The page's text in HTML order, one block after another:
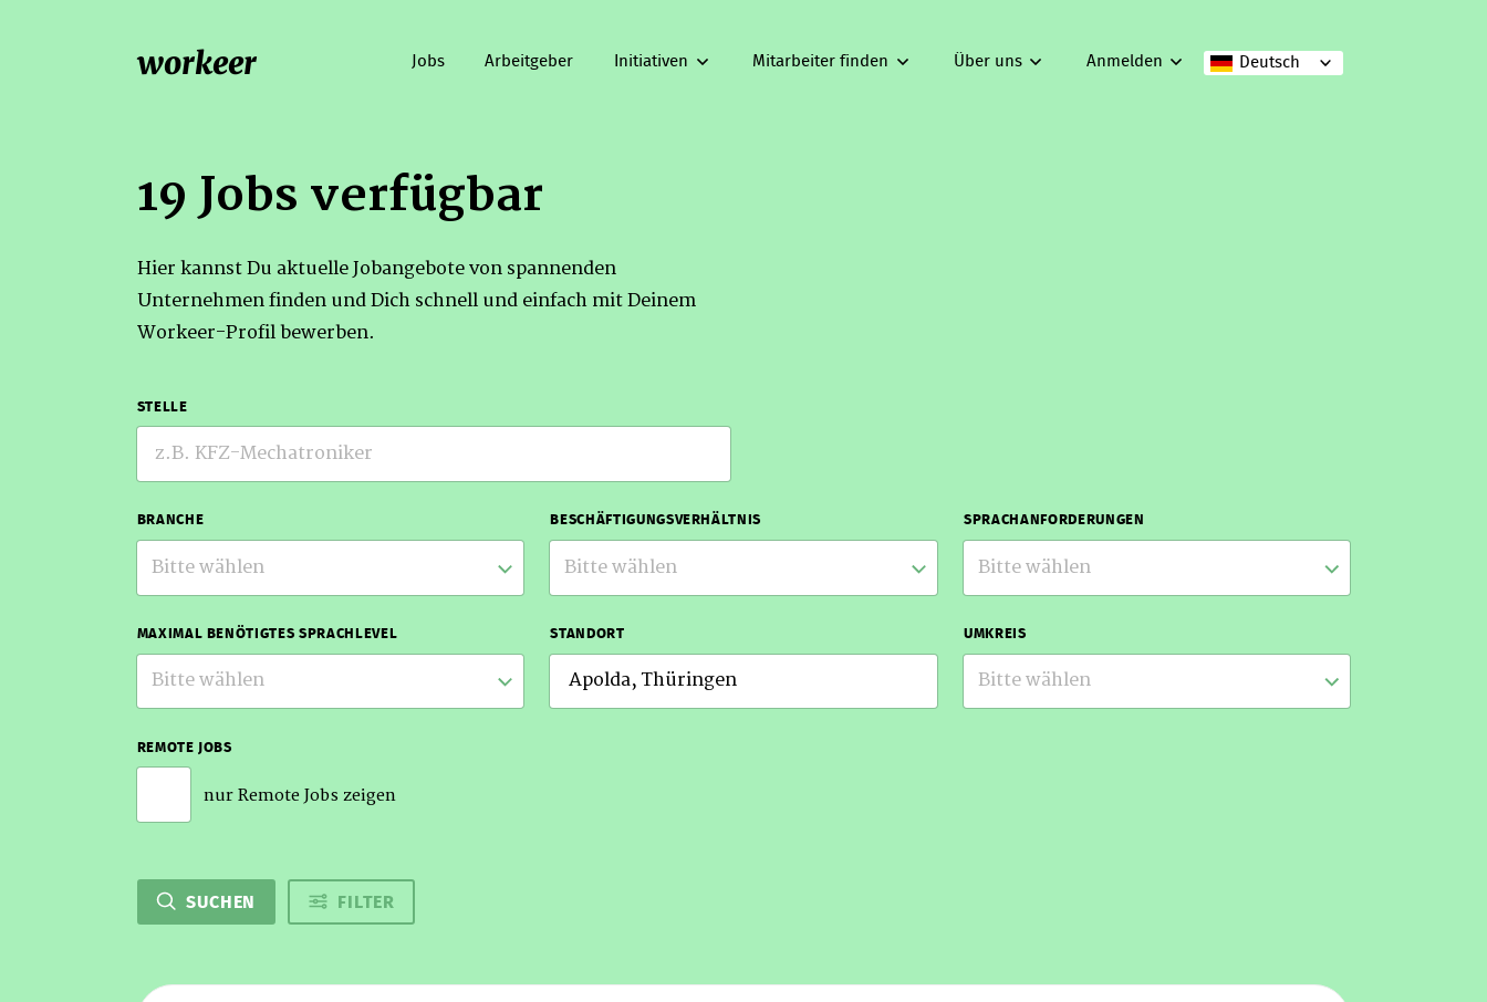
workeer Deutsch
Jobs Arbeitgeber Initiativen Mitarbeiter finden Über uns Anmelden
19 Jobs verfügbar
Hier kannst Du aktuelle Jobangebote von spannenden
Unternehmen finden und Dich schnell und einfach mit Deinem
Workeer-Profil bewerben.
STELLE
BRANCHE
Bitte wählen
BESCHÄFTIGUNGSVERHÄLTNIS
Bitte wählen
SPRACHANFORDERUNGEN
Bitte wählen
MAXIMAL BENÖTIGTES SPRACHLEVEL
Bitte wählen
STANDORT UMKREIS
Bitte wählen
REMOTE JOBS
nur Remote Jobs zeigen
SUCHEN FILTER